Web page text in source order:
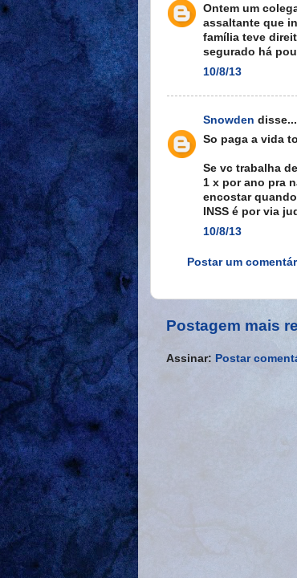
Ontem um
assaltante que
família teve
segurado há
10/8/13
Snowden disse...
So paga a vida
Se vc trabalha
1 x por ano pra
encostar
INSS é por via
10/8/13
Postar um
Postagem mais
Assinar: Postar